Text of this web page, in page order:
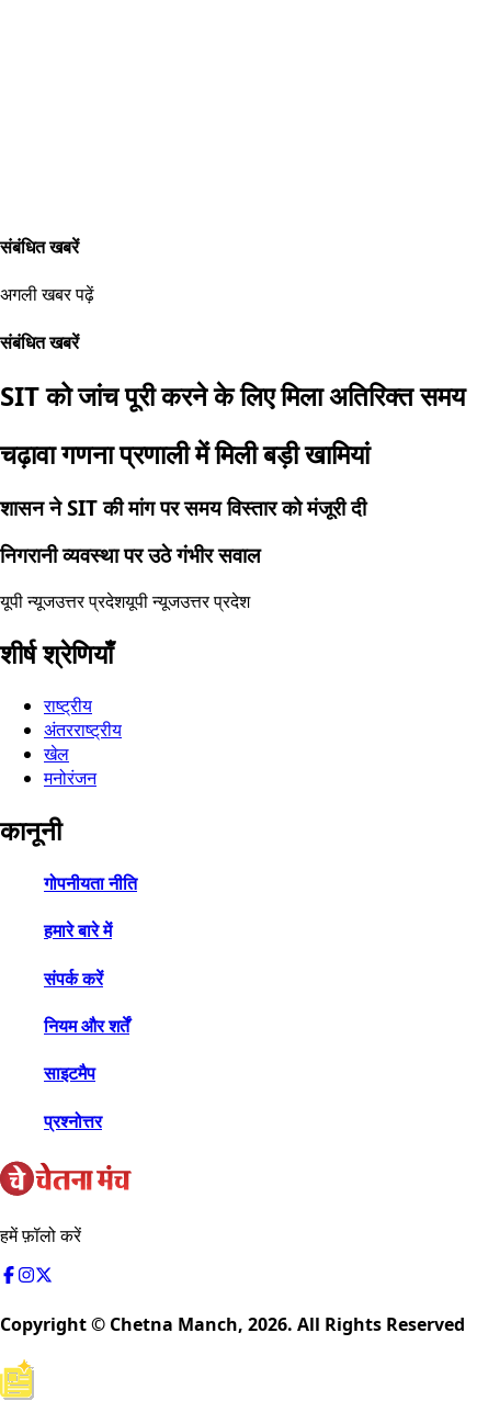
संबंधित खबरें
अगली खबर पढ़ें
संबंधित खबरें
SIT को जांच पूरी करने के लिए मिला अतिरिक्त समय
चढ़ावा गणना प्रणाली में मिली बड़ी खामियां
शासन ने SIT की मांग पर समय विस्तार को मंजूरी दी
निगरानी व्यवस्था पर उठे गंभीर सवाल
यूपी न्यूजउत्तर प्रदेशयूपी न्यूजउत्तर प्रदेश
शीर्ष श्रेणियाँ
राष्ट्रीय
अंतरराष्ट्रीय
खेल
मनोरंजन
कानूनी
गोपनीयता नीति
हमारे बारे में
संपर्क करें
नियम और शर्तें
साइटमैप
प्रश्नोत्तर
हमें फ़ॉलो करें
Copyright © Chetna Manch, 2026. All Rights Reserved